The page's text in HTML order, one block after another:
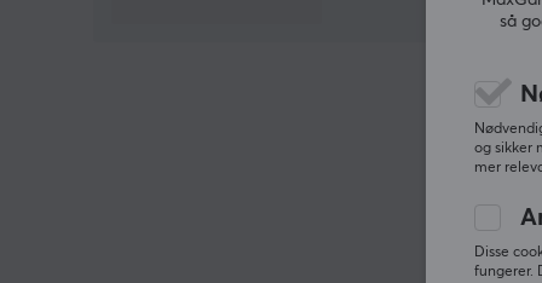
så
og sikker
mer
Disse
fungerer.